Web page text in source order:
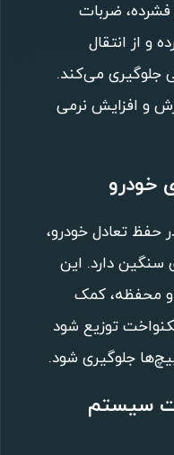
فشرده، ضربات
و از انتقال
جلوگیری می‌کند.
و افزایش نرمی
خودرو
حفظ تعادل خودرو،
سنگین دارد. این
محفظه، کمک
توزیع شود
جلوگیری شود.
سیستم